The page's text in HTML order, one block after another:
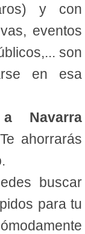
y con
eventos
son
en esa
Navarra
ahorrarás
buscar
para tu